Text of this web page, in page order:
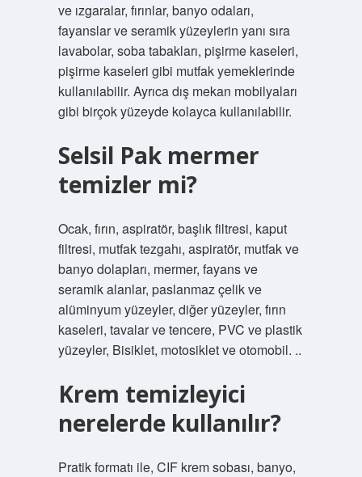
ve ızgaralar, fırınlar, banyo odaları,
fayanslar ve seramik yüzeylerin yanı sıra
lavabolar, soba tabakları, pişirme kaseleri,
pişirme kaseleri gibi mutfak yemeklerinde
kullanılabilir. Ayrıca dış mekan mobilyaları
gibi birçok yüzeyde kolayca kullanılabilir.
Selsil Pak mermer
temizler mi?
Ocak, fırın, aspiratör, başlık filtresi, kaput
filtresi, mutfak tezgahı, aspiratör, mutfak ve
banyo dolapları, mermer, fayans ve
seramik alanlar, paslanmaz çelik ve
alüminyum yüzeyler, diğer yüzeyler, fırın
kaseleri, tavalar ve tencere, PVC ve plastik
yüzeyler, Bisiklet, motosiklet ve otomobil. ..
Krem temizleyici
nerelerde kullanılır?
Pratik formatı ile, CIF krem ​​sobası, banyo,